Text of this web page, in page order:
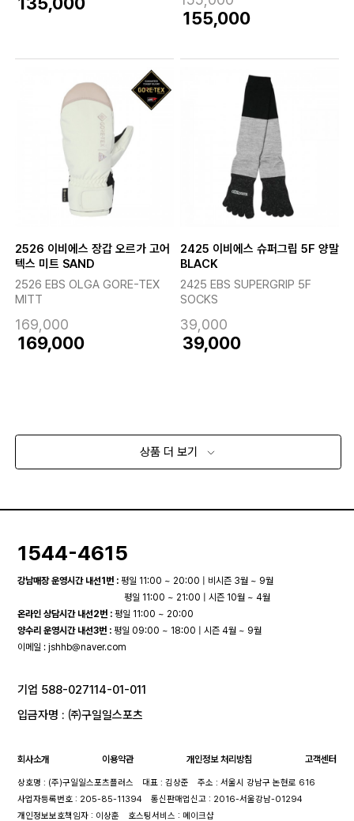
155,000
2526 이비에스 장갑 오르가 고어
텍스 미트 SAND
2526 EBS OLGA GORE-TEX
MITT
169,000
169,000
2425 이비에스 슈퍼그립 5F 양말
BLACK
2425 EBS SUPERGRIP 5F
SOCKS
39,000
39,000
상품 더 보기
1544-4615
강남매장 운영시간 내선1번 : 평일 11:00 ~ 20:00 | 비시즌 3월 ~ 9월
평일 11:00 ~ 21:00 | 시즌 10월 ~ 4월
온라인 상담시간 내선2번 : 평일 11:00 ~ 20:00
양수리 운영시간 내선3번 : 평일 09:00 ~ 18:00 | 시즌 4월 ~ 9월
이메일 :jshhb@naver.com
기업 588-027114-01-011
입금자명 : ㈜구일일스포츠
회사소개 이용약관 개인정보 처리방침 고객센터
상호명 : (주)구일일스포츠플러스 대표 : 김상준
주소 : 서울시 강남구 논현로 616
사업자등록번호 : 205-85-11394
통신판매업신고 : 2016-서울강남-01294
개인정보보호책임자 : 이상훈
호스팅서비스 : 메이크샵